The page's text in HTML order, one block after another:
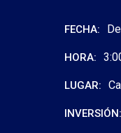
FECHA:
HORA:
LUGAR:
INVERSIÓN: